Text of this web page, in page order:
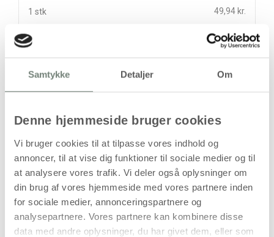
Samtykke Detaljer Om
Denne hjemmeside bruger cookies
Vi bruger cookies til at tilpasse vores indhold og
annoncer, til at vise dig funktioner til sociale medier og til
at analysere vores trafik. Vi deler også oplysninger om
din brug af vores hjemmeside med vores partnere inden
for sociale medier, annonceringspartnere og
analysepartnere. Vores partnere kan kombinere disse
data med andre oplysninger, du har givet dem, eller som
1 stk 49,94 kr.
49,94kr.
Kan først bestilles, når det igen er på lager